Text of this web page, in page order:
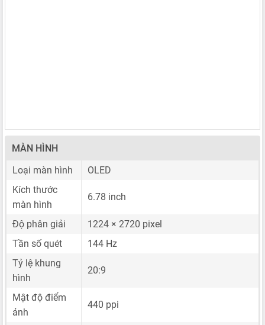
MÀN HÌNH
Loại màn hình
OLED
Kích thước
màn hình
6.78 inch
Độ phân giải
1224 × 2720 pixel
Tần số quét
144 Hz
Tỷ lệ khung
hình
20:9
Mật độ điểm
ảnh
440 ppi